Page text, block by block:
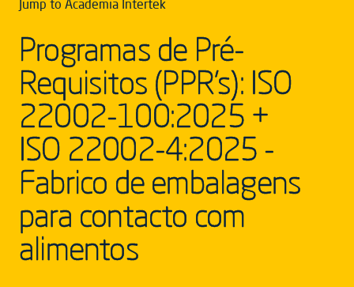
Jump to Academia Intertek
Programas de Pré-
Requisitos (PPR’s): ISO
22002-100:2025 +
ISO 22002-4:2025 -
Fabrico de embalagens
para contacto com
alimentos